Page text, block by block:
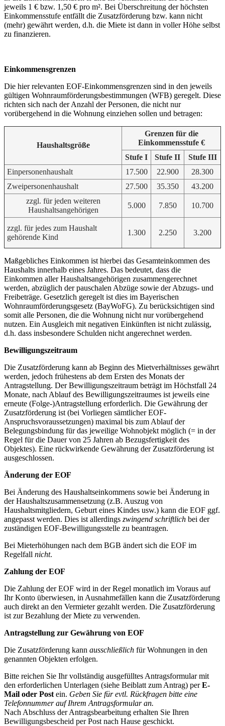
jeweils 1 € bzw. 1,50 € pro m². Bei Überschreitung der höchsten
Einkommensstufe entfällt die Zusatzförderung bzw. kann nicht
(mehr) gewährt werden, d.h. die Miete ist dann in voller Höhe selbst
zu finanzieren.
Einkommensgrenzen
Die hier relevanten EOF-Einkommensgrenzen sind in den jeweils
gültigen Wohnraumförderungsbestimmungen (WFB) geregelt. Diese
richten sich nach der Anzahl der Personen, die nicht nur
vorübergehend in die Wohnung einziehen sollen und betragen:
Haushaltsgröße
Grenzen für die
Einkommensstufe €
Stufe I
Stufe II
Stufe III
Einpersonenhaushalt
17.500 22.900
28.300
Zweipersonenhaushalt
27.500 35.350
43.200
zzgl. für jeden weiteren
Haushaltsangehörigen
5.000 7.850 10.700
zzgl. für jedes zum Haushalt
gehörende Kind
1.300 2.250 3.200
Maßgebliches Einkommen ist hierbei das Gesamteinkommen des
Haushalts innerhalb eines Jahres. Das bedeutet, dass die
Einkommen aller Haushaltsangehörigen zusammengerechnet
werden, abzüglich der pauschalen Abzüge sowie der Abzugs- und
Freibeträge. Gesetzlich geregelt ist dies im Bayerischen
Wohnraumförderungsgesetz (BayWoFG). Zu berücksichtigen sind
somit alle Personen, die die Wohnung nicht nur vorübergehend
nutzen. Ein Ausgleich mit negativen Einkünften ist nicht zulässig,
d.h. dass insbesondere Schulden nicht angerechnet werden.
Bewilligungszeitraum
Die Zusatzförderung kann ab Beginn des Mietverhältnisses gewährt
werden, jedoch frühestens ab dem Ersten des Monats der
Antragstellung. Der Bewilligungszeitraum beträgt im Höchstfall 24
Monate, nach Ablauf des Bewilligungszeitraumes ist jeweils eine
erneute (Folge-)Antragstellung erforderlich. Die Gewährung der
Zusatzförderung ist (bei Vorliegen sämtlicher EOF-
Anspruchsvoraussetzungen) maximal bis zum Ablauf der
Belegungsbindung für das jeweilige Wohnobjekt möglich (= in der
Regel für die Dauer von 25 Jahren ab Bezugsfertigkeit des
Objektes). Eine rückwirkende Gewährung der Zusatzförderung ist
ausgeschlossen.
Änderung der EOF
Bei Änderung des Haushaltseinkommens sowie bei Änderung in
der Haushaltszusammensetzung (z.B. Auszug von
Haushaltsmitgliedern, Geburt eines Kindes usw.) kann die EOF ggf.
angepasst werden. Dies ist allerdings zwingend schriftlich bei der
zuständigen EOF-Bewilligungsstelle zu beantragen.
Bei Mieterhöhungen nach dem BGB ändert sich die EOF im
Regelfall nicht.
Zahlung der EOF
Die Zahlung der EOF wird in der Regel monatlich im Voraus auf
Ihr Konto überwiesen, in Ausnahmefällen kann die Zusatzförderung
auch direkt an den Vermieter gezahlt werden. Die Zusatzförderung
ist zur Bezahlung der Miete zu verwenden.
Antragstellung zur Gewährung von EOF
Die Zusatzförderung kann ausschließlich für Wohnungen in den
genannten Objekten erfolgen.
Bitte reichen Sie Ihr vollständig ausgefülltes Antragsformular mit
den erforderlichen Unterlagen (siehe Beiblatt zum Antrag) perE-
Mail oder Post ein. Geben Sie für evtl. Rückfragen bitte eine
Telefonnummer auf Ihrem Antragsformular an.
Nach Abschluss der Antragsbearbeitung erhalten Sie Ihren
Bewilligungsbescheid per Post nach Hause geschickt.